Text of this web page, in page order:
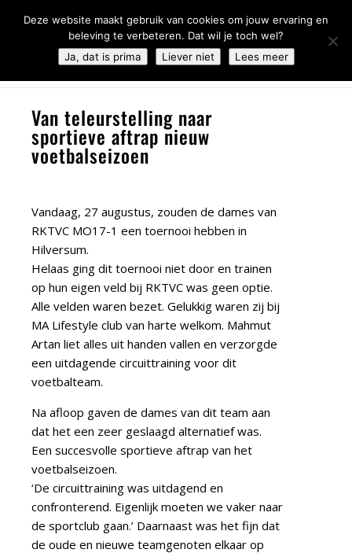
Van teleurstelling naar
sportieve aftrap nieuw
voetbalseizoen
Vandaag, 27 augustus, zouden de dames van
RKTVC MO17-1 een toernooi hebben in
Hilversum.
Helaas ging dit toernooi niet door en trainen
op hun eigen veld bij RKTVC was geen optie.
Alle velden waren bezet. Gelukkig waren zij bij
MA Lifestyle club van harte welkom. Mahmut
Artan liet alles uit handen vallen en verzorgde
een uitdagende circuittraining voor dit
voetbalteam.
Na afloop gaven de dames van dit team aan
dat het een zeer geslaagd alternatief was.
Een succesvolle sportieve aftrap van het
voetbalseizoen.
‘De circuittraining was uitdagend en
confronterend. Eigenlijk moeten we vaker naar
de sportclub gaan.’ Daarnaast was het fijn dat
de oude en nieuwe teamgenoten elkaar op
Deze website maakt gebruik van cookies om jouw ervaring en
beleving te verbeteren. Dat wil je toch wel?
Ja, dat is prima
Liever niet Lees meer